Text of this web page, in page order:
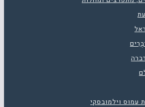
עמוס וילמובסקי